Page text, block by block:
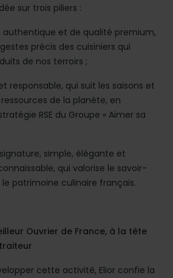
sur trois piliers :
authentique et de qualité premium,
précis des cuisiniers qui
de nos terroirs ;
responsable, qui suit les saisons et
de la planète, en
RSE du Groupe « Aimer sa
simple, élégante et
qui valorise le savoir-
patrimoine culinaire français.
Ouvrier de France, à la tête
cette activité, Elior confie la